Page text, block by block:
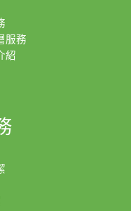
服務
紹